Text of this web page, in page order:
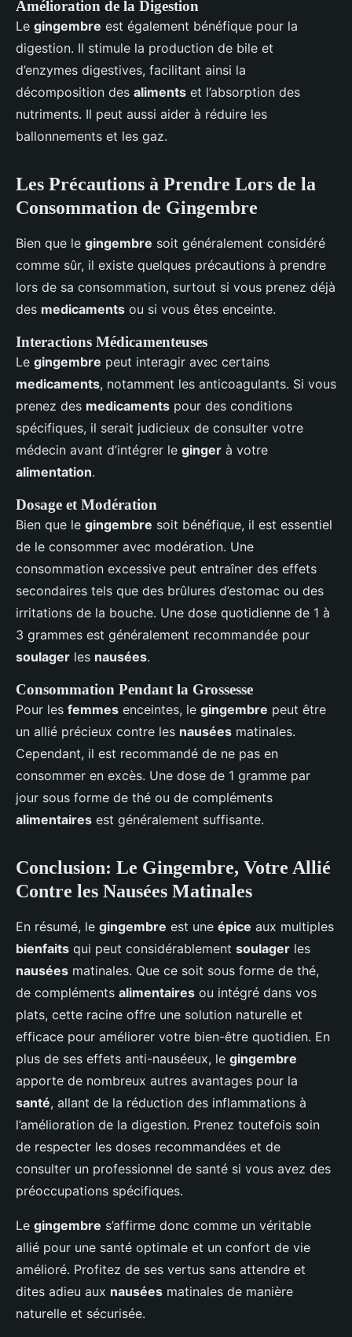
Amélioration de la Digestion
Le gingembre est également bénéfique pour la
digestion. Il stimule la production de bile et
d’enzymes digestives, facilitant ainsi la
décomposition des aliments et l’absorption des
nutriments. Il peut aussi aider à réduire les
ballonnements et les gaz.
Les Précautions à Prendre Lors de la
Consommation de Gingembre
Bien que le gingembre soit généralement considéré
comme sûr, il existe quelques précautions à prendre
lors de sa consommation, surtout si vous prenez déjà
des medicaments ou si vous êtes enceinte.
Interactions Médicamenteuses
Le gingembre peut interagir avec certains
medicaments, notamment les anticoagulants. Si vous
prenez des medicaments pour des conditions
spécifiques, il serait judicieux de consulter votre
médecin avant d’intégrer le ginger à votre
alimentation.
Dosage et Modération
Bien que le gingembre soit bénéfique, il est essentiel
de le consommer avec modération. Une
consommation excessive peut entraîner des effets
secondaires tels que des brûlures d’estomac ou des
irritations de la bouche. Une dose quotidienne de 1 à
3 grammes est généralement recommandée pour
soulager les nausées.
Consommation Pendant la Grossesse
Pour les femmes enceintes, le gingembre peut être
un allié précieux contre les nausées matinales.
Cependant, il est recommandé de ne pas en
consommer en excès. Une dose de 1 gramme par
jour sous forme de thé ou de compléments
alimentaires est généralement suffisante.
Conclusion: Le Gingembre, Votre Allié
Contre les Nausées Matinales
En résumé, le gingembre est une épice aux multiples
bienfaits qui peut considérablement soulager les
nausées matinales. Que ce soit sous forme de thé,
de compléments alimentaires ou intégré dans vos
plats, cette racine offre une solution naturelle et
efficace pour améliorer votre bien-être quotidien. En
plus de ses effets anti-nauséeux, le gingembre
apporte de nombreux autres avantages pour la
santé, allant de la réduction des inflammations à
l’amélioration de la digestion. Prenez toutefois soin
de respecter les doses recommandées et de
consulter un professionnel de santé si vous avez des
préoccupations spécifiques.
Le gingembre s’affirme donc comme un véritable
allié pour une santé optimale et un confort de vie
amélioré. Profitez de ses vertus sans attendre et
dites adieu aux nausées matinales de manière
naturelle et sécurisée.